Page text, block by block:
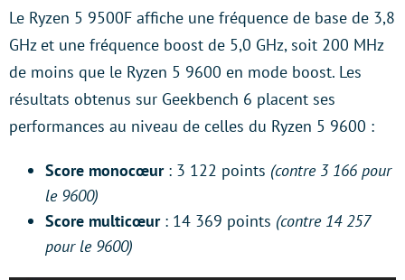
Le Ryzen 5 9500F affiche une fréquence de base de 3,8
GHz et une fréquence boost de 5,0 GHz, soit 200 MHz
de moins que le Ryzen 5 9600 en mode boost. Les
résultats obtenus sur Geekbench 6 placent ses
performances au niveau de celles du Ryzen 5 9600 :
Score monocœur: 3 122 points (contre 3 166 pour
le 9600)
Score multicœur: 14 369 points (contre 14 257
pour le 9600)